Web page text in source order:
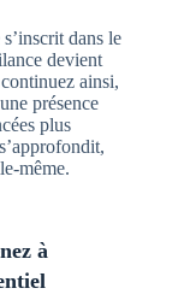
dans le
devient
ainsi,
présence
plus
même.
à